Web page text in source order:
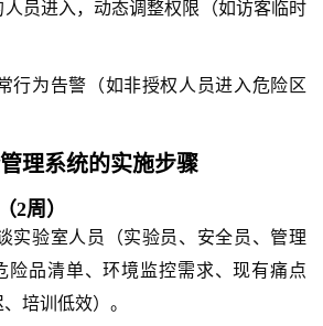
员进入，动态调整权限（如访客临时
行为告警（如非授权人员进入危险区
理系统的实施步骤
2周）
实验室人员（实验员、安全员、管理
险品清单、环境监控需求、现有痛点
、培训低效）。